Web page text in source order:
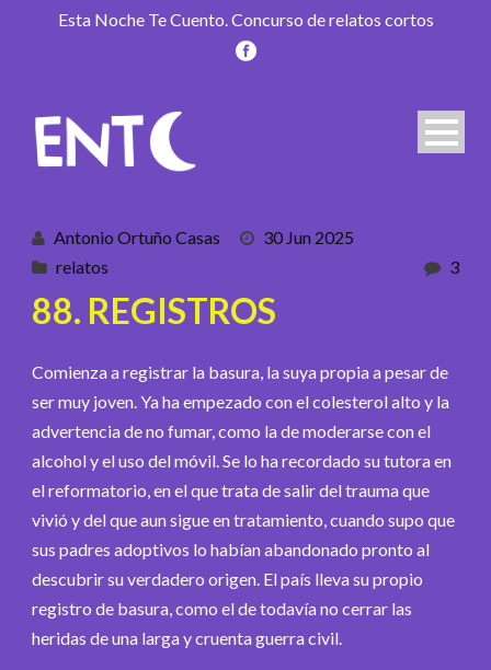
Esta Noche Te Cuento. Concurso de relatos cortos
Antonio Ortuño Casas
30 Jun 2025
relatos
3
88. REGISTROS
Comienza a registrar la basura, la suya propia a pesar de
ser muy joven. Ya ha empezado con el colesterol alto y la
advertencia de no fumar, como la de moderarse con el
alcohol y el uso del móvil. Se lo ha recordado su tutora en
el reformatorio, en el que trata de salir del trauma que
vivió y del que aun sigue en tratamiento, cuando supo que
sus padres adoptivos lo habían abandonado pronto al
descubrir su verdadero origen. El país lleva su propio
registro de basura, como el de todavía no cerrar las
heridas de una larga y cruenta guerra civil.